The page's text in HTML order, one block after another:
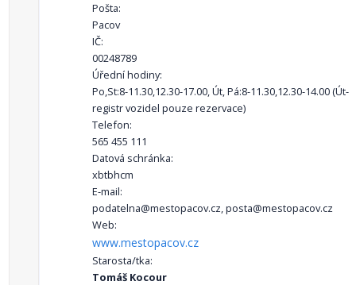
Pošta:
Pacov
IČ:
00248789
Úřední hodiny:
Po,St:8-11.30,12.30-17.00, Út, Pá:8-11.30,12.30-14.00 (Út-
registr vozidel pouze rezervace)
Telefon:
565 455 111
Datová schránka:
xbtbhcm
E-mail:
podatelna@mestopacov.cz, posta@mestopacov.cz
Web:
www.mestopacov.cz
Starosta/tka:
Tomáš Kocour